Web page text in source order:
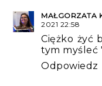
MAŁGORZATA
2021 22:58
Ciężko żyć
tym myśleć
Odpowiedz